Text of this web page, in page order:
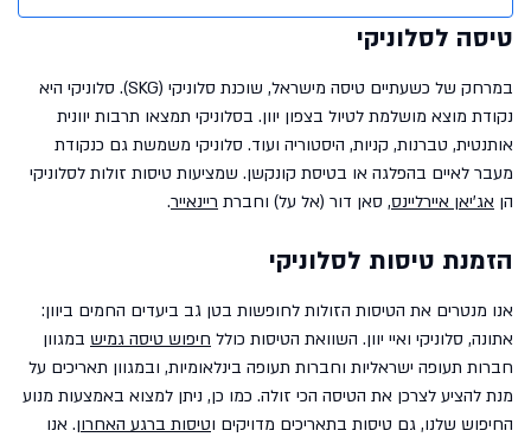
טיסה לסלוניקי
במרחק של כשעתיים טיסה מישראל, שוכנת סלוניקי (SKG). סלוניקי היא
נקודת מוצא מושלמת לטיול בצפון יוון. בסלוניקי תמצאו תרבות יוונית
אותנטית, טברנות, קניות, היסטוריה ועוד. סלוניקי משמשת גם כנקודת
מעבר לאיים בהפלגה או בטיסת קונקשן. שמציעות טיסות זולות לסלוניקי
הן אג'יאן איירליינס, סאן דור (אל על) וחברת ריינאייר.
הזמנת טיסות לסלוניקי
אנו מנטרים את הטיסות הזולות לחופשות בטן גב ביעדים החמים ביוון:
אתונה, סלוניקי ואיי יוון. השוואת הטיסות כולל חיפוש טיסה גמיש במגוון
חברות תעופה ישראליות וחברות תעופה בינלאומיות, ובמגוון תאריכים על
מנת להציע לצרכן את הטיסה הכי זולה. כמו כן, ניתן למצוא באמצעות מנוע
החיפוש שלנו, גם טיסות בתאריכים מדויקים וטיסות ברגע האחרון. אנו